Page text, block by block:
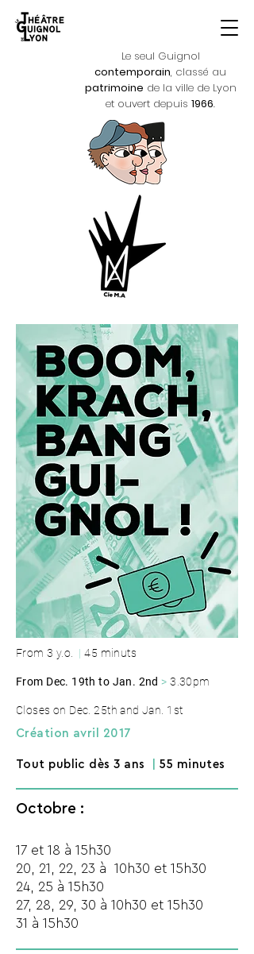
Le seul Guignol
contemporain, classé au
patrimoine de la ville de Lyon
et ouvert depuis 1966.
From 3 y.o. |45 minuts
From Dec. 19th to Jan. 2nd > 3.30pm
Closes on Dec. 25th and Jan. 1st
Création avril 2017
Tout public dès 3 ans |55 minutes
Octobre :
17 et 18 à 15h30
20, 21, 22, 23 à 10h30 et 15h30
24, 25 à 15h30
27, 28, 29, 30 à 10h30 et 15h30
31 à 15h30